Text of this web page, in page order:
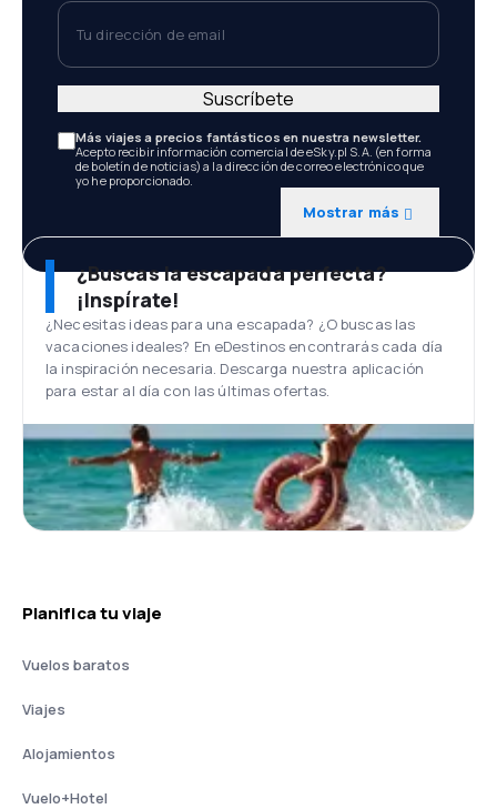
Tu dirección de email
Más viajes a precios fantásticos en nuestra newsletter.
Acepto recibir información comercial de eSky.pl S.A. (en forma
de boletín de noticias) a la dirección de correo electrónico que
yo he proporcionado.
Mostrar más
Suscríbete
¿Buscas la escapada perfecta?
¡Inspírate!
¿Necesitas ideas para una escapada? ¿O buscas las
vacaciones ideales? En eDestinos encontrarás cada día
la inspiración necesaria. Descarga nuestra aplicación
para estar al día con las últimas ofertas.
Planifica tu viaje
Vuelos baratos
Viajes
Alojamientos
Vuelo+Hotel